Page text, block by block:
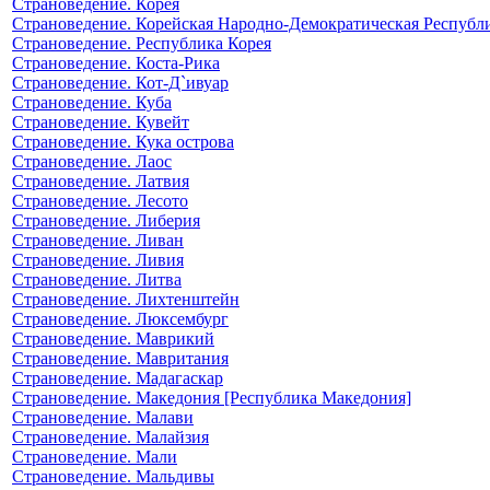
Страноведение. Корейская Народно-Демократическая
Страноведение. Республика Корея
Страноведение. Коста-Рика
Страноведение. Кот-Д`ивуар
Страноведение. Куба
Страноведение. Кувейт
Страноведение. Кука острова
Страноведение. Лаос
Страноведение. Латвия
Страноведение. Лесото
Страноведение. Либерия
Страноведение. Ливан
Страноведение. Ливия
Страноведение. Литва
Страноведение. Лихтенштейн
Страноведение. Люксембург
Страноведение. Маврикий
Страноведение. Мавритания
Страноведение. Мадагаскар
Страноведение. Македония [Республика Македония]
Страноведение. Малави
Страноведение. Малайзия
Страноведение. Мали
Страноведение. Мальдивы